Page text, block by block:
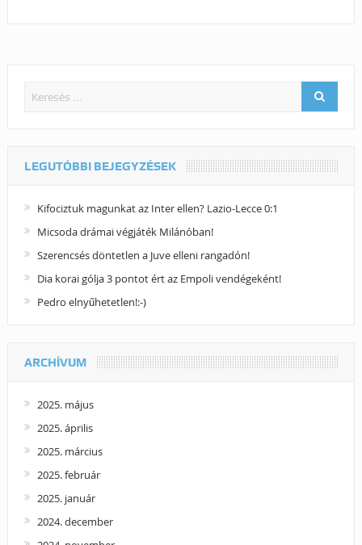
LEGUTÓBBI BEJEGYZÉSEK
Kifociztuk magunkat az Inter ellen? Lazio-Lecce 0:1
Micsoda drámai végjáték Milánóban!
Szerencsés döntetlen a Juve elleni rangadón!
Dia korai gólja 3 pontot ért az Empoli vendégeként!
Pedro elnyűhetetlen!:-)
ARCHÍVUM
2025. május
2025. április
2025. március
2025. február
2025. január
2024. december